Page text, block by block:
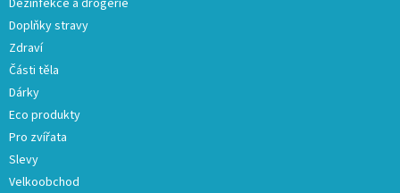
Dezinfekce a drogerie
Doplňky stravy
Zdraví
Části těla
Dárky
Eco produkty
Pro zvířata
Slevy
Velkoobchod